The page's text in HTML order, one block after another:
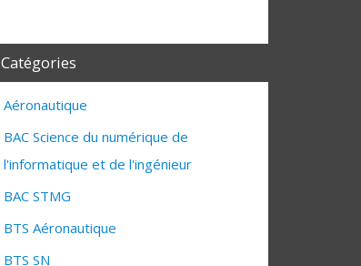
Catégories
Aéronautique
BAC Science du numérique de
l'informatique et de l'ingénieur
BAC STMG
BTS Aéronautique
BTS SN